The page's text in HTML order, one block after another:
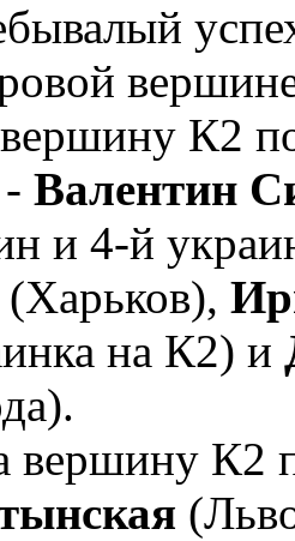
К2
Валентин
и 4-й
(Харьков),
на К2) и
вершину К2